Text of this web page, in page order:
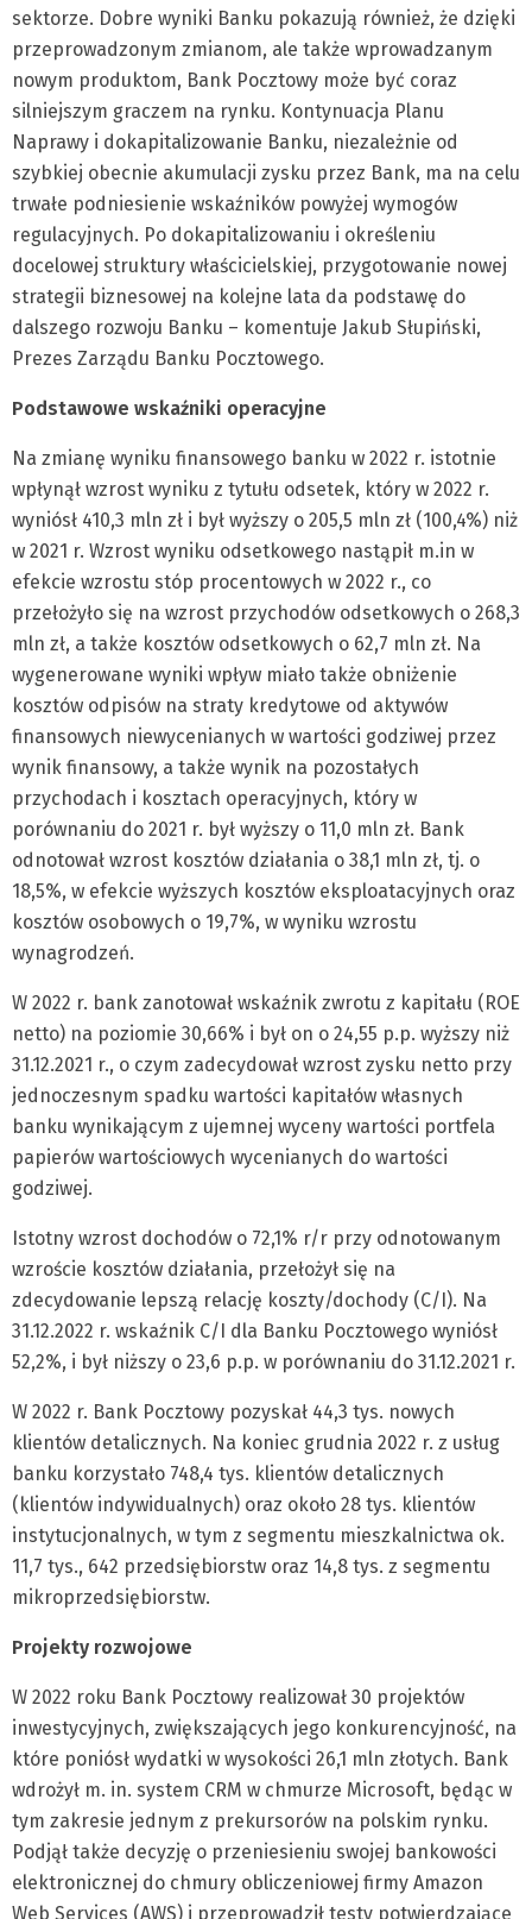
sektorze. Dobre wyniki Banku pokazują również, że dzięki
przeprowadzonym zmianom, ale także wprowadzanym
nowym produktom, Bank Pocztowy może być coraz
silniejszym graczem na rynku. Kontynuacja Planu
Naprawy i dokapitalizowanie Banku, niezależnie od
szybkiej obecnie akumulacji zysku przez Bank, ma na celu
trwałe podniesienie wskaźników powyżej wymogów
regulacyjnych. Po dokapitalizowaniu i określeniu
docelowej struktury właścicielskiej, przygotowanie nowej
strategii biznesowej na kolejne lata da podstawę do
dalszego rozwoju Banku – komentuje Jakub Słupiński,
Prezes Zarządu Banku Pocztowego.
Podstawowe wskaźniki operacyjne
Na zmianę wyniku finansowego banku w 2022 r. istotnie
wpłynął wzrost wyniku z tytułu odsetek, który w 2022 r.
wyniósł 410,3 mln zł i był wyższy o 205,5 mln zł (100,4%) niż
w 2021 r. Wzrost wyniku odsetkowego nastąpił m.in w
efekcie wzrostu stóp procentowych w 2022 r., co
przełożyło się na wzrost przychodów odsetkowych o 268,3
mln zł, a także kosztów odsetkowych o 62,7 mln zł. Na
wygenerowane wyniki wpływ miało także obniżenie
kosztów odpisów na straty kredytowe od aktywów
finansowych niewycenianych w wartości godziwej przez
wynik finansowy, a także wynik na pozostałych
przychodach i kosztach operacyjnych, który w
porównaniu do 2021 r. był wyższy o 11,0 mln zł. Bank
odnotował wzrost kosztów działania o 38,1 mln zł, tj. o
18,5%, w efekcie wyższych kosztów eksploatacyjnych oraz
kosztów osobowych o 19,7%, w wyniku wzrostu
wynagrodzeń.
W 2022 r. bank zanotował wskaźnik zwrotu z kapitału (ROE
netto) na poziomie 30,66% i był on o 24,55 p.p. wyższy niż
31.12.2021 r., o czym zadecydował wzrost zysku netto przy
jednoczesnym spadku wartości kapitałów własnych
banku wynikającym z ujemnej wyceny wartości portfela
papierów wartościowych wycenianych do wartości
godziwej.
Istotny wzrost dochodów o 72,1% r/r przy odnotowanym
wzroście kosztów działania, przełożył się na
zdecydowanie lepszą relację koszty/dochody (C/I). Na
31.12.2022 r. wskaźnik C/I dla Banku Pocztowego wyniósł
52,2%, i był niższy o 23,6 p.p. w porównaniu do 31.12.2021 r.
W 2022 r. Bank Pocztowy pozyskał 44,3 tys. nowych
klientów detalicznych. Na koniec grudnia 2022 r. z usług
banku korzystało 748,4 tys. klientów detalicznych
(klientów indywidualnych) oraz około 28 tys. klientów
instytucjonalnych, w tym z segmentu mieszkalnictwa ok.
11,7 tys., 642 przedsiębiorstw oraz 14,8 tys. z segmentu
mikroprzedsiębiorstw.
Projekty rozwojowe
W 2022 roku Bank Pocztowy realizował 30 projektów
inwestycyjnych, zwiększających jego konkurencyjność, na
które poniósł wydatki w wysokości 26,1 mln złotych. Bank
wdrożył m. in. system CRM w chmurze Microsoft, będąc w
tym zakresie jednym z prekursorów na polskim rynku.
Podjął także decyzję o przeniesieniu swojej bankowości
elektronicznej do chmury obliczeniowej firmy Amazon
Web Services (AWS) i przeprowadził testy potwierdzające